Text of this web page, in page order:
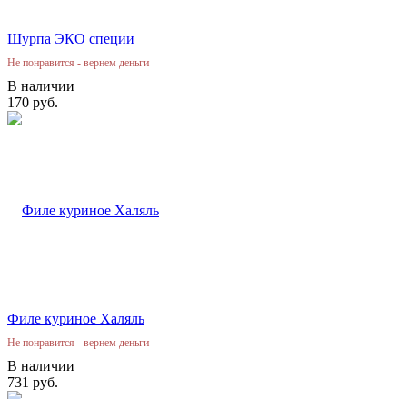
Шурпа ЭКО специи
Не понравится - вернем деньги
В наличии
170 руб.
Филе куриное Халяль
Не понравится - вернем деньги
В наличии
731 руб.